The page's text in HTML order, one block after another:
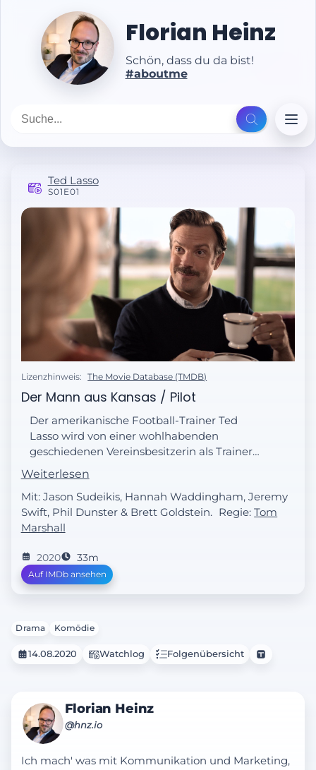
Florian Heinz
Schön, dass du da bist!
#aboutme
Ted Lasso
S01E01
Lizenzhinweis: The Movie Database (TMDB)
Der Mann aus Kansas / Pilot
Der amerikanische Football-Trainer Ted
Lasso wird von einer wohlhabenden
geschiedenen Vereinsbesitzerin als Trainer
der englischen Fußballmannschaft AFC
Richmond engagiert.
Weiterlesen
Mit: Jason Sudeikis, Hannah Waddingham, Jeremy
Swift, Phil Dunster & Brett Goldstein. Regie:Tom
Marshall
2020 33m
Auf IMDb ansehen
Drama Komödie
14.08.2020 Watchlog Folgenübersicht
Florian Heinz
@hnz.io
Ich mach' was mit Kommunikation und Marketing,